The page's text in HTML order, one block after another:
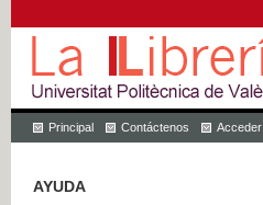
Principal Contáctenos Acceder
AYUDA